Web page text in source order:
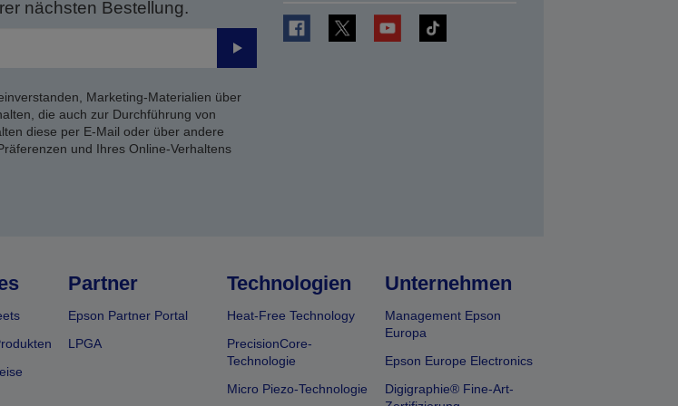
nächsten Bestellung.
Senden
Marketing-Materialien über
die auch zur Durchführung von
diese per E-Mail oder über andere
und Ihres Online-Verhaltens
Partner
Epson Partner Portal
LPGA
Technologien
Heat-Free Technology
PrecisionCore-
Technologie
Micro Piezo-Technologie
Unternehmen
Management Epson
Europa
Epson Europe Electronics
Digigraphie® Fine-Art-